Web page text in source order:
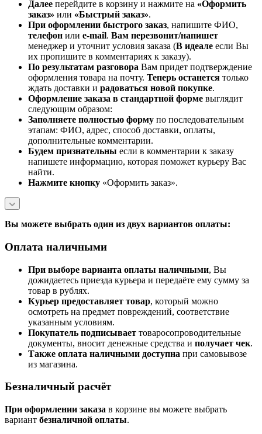
Далее перейдите в корзину и нажмите на «Оформить
заказ» или «Быстрый заказ».
При оформлении быстрого заказ, напишите ФИО,
телефон или e-mail. Вам перезвонит/напишет
менеджер и уточнит условия заказа (В идеале если Вы
их пропишите в комментариях к заказу).
По результатам разговора Вам придет подтверждение
оформления товара на почту. Теперь останется только
ждать доставки и радоваться новой покупке.
Оформление заказа в стандартной форме выглядит
следующим образом:
Заполняете полностью форму по последовательным
этапам: ФИО, адрес, способ доставки, оплаты,
дополнительные комментарии.
Будем признательны если в комментарии к заказу
напишете информацию, которая поможет курьеру Вас
найти.
Нажмите кнопку «Оформить заказ».
Вы можете выбрать один из двух вариантов оплаты:
Оплата наличными
При выборе варианта оплаты наличными, Вы
дожидаетесь приезда курьера и передаёте ему сумму за
товар в рублях.
Курьер предоставляет товар, который можно
осмотреть на предмет повреждений, соответствие
указанным условиям.
Покупатель подписывает товаросопроводительные
документы, вносит денежные средства и получает чек.
Также оплата наличными доступна при самовывозе
из магазина.
Безналичный расчёт
При оформлении заказа в корзине вы можете выбрать
вариант безналичной оплаты.